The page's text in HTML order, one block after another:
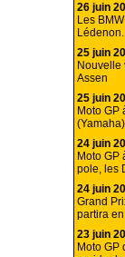
26 juin
Les
Lédenon.
25 juin
Nouvelle
Assen
25 juin
Moto GP
24 juin
Moto GP
pole, les
24 juin
Grand
partira
23 juin
Moto GP